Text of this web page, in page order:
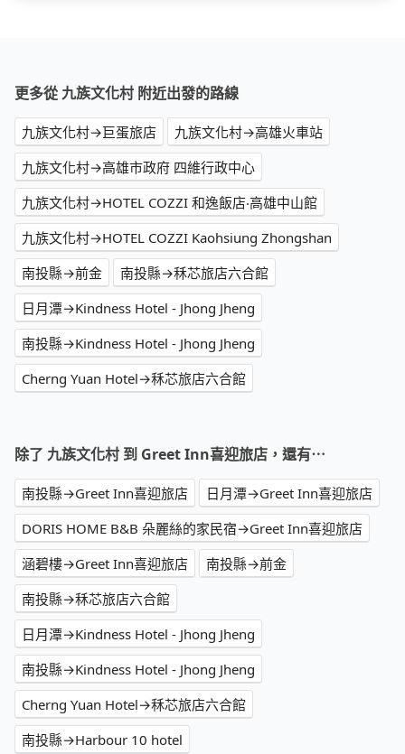
更多從 九族文化村 附近出發的路線
九族文化村→巨蛋旅店
九族文化村→高雄火車站
九族文化村→高雄市政府 四維行政中心
九族文化村→HOTEL COZZI 和逸飯店‧高雄中山館
九族文化村→HOTEL COZZI Kaohsiung Zhongshan
南投縣→前金
南投縣→秝芯旅店六合館
日月潭→Kindness Hotel - Jhong Jheng
南投縣→Kindness Hotel - Jhong Jheng
Cherng Yuan Hotel→秝芯旅店六合館
除了 九族文化村 到 Greet Inn喜迎旅店，還有⋯
南投縣→Greet Inn喜迎旅店
日月潭→Greet Inn喜迎旅店
DORIS HOME B&B 朵麗絲的家民宿→Greet Inn喜迎旅店
涵碧樓→Greet Inn喜迎旅店
南投縣→前金
南投縣→秝芯旅店六合館
日月潭→Kindness Hotel - Jhong Jheng
南投縣→Kindness Hotel - Jhong Jheng
Cherng Yuan Hotel→秝芯旅店六合館
南投縣→Harbour 10 hotel